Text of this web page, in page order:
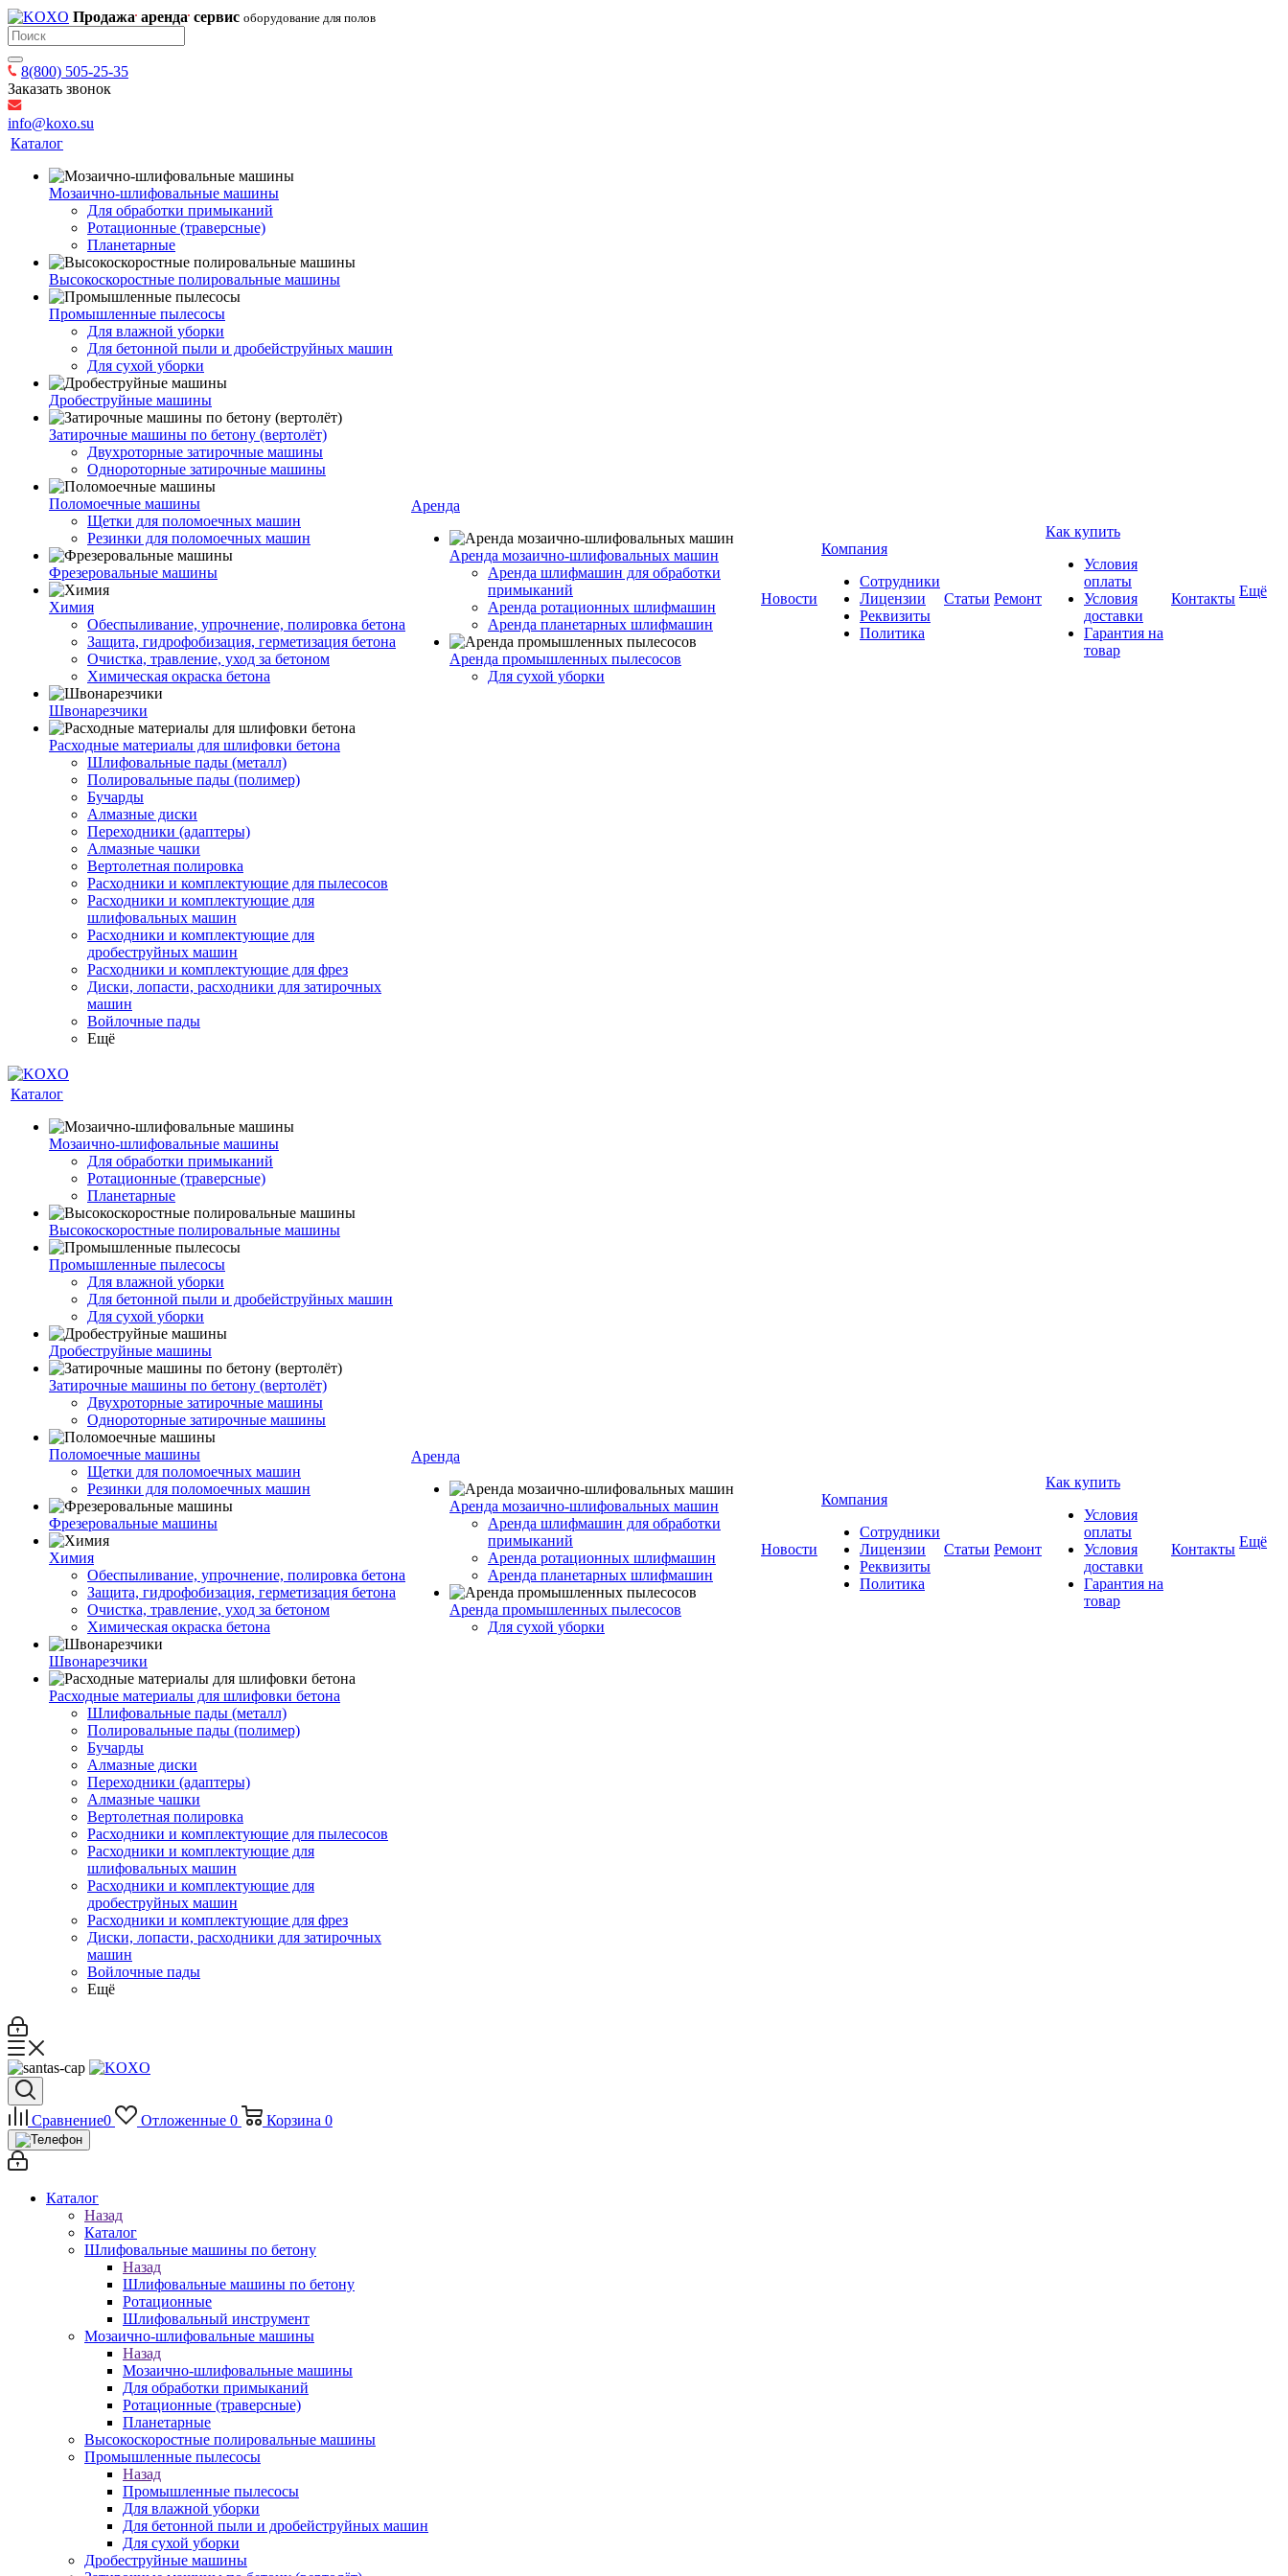
Продажа аренда сервис оборудование для полов
8(800) 505-25-35
Заказать звонок
info@koxo.su
Каталог
Мозаично-шлифовальные машины
Для обработки примыканий
Ротационные (траверсные)
Планетарные
Высокоскоростные полировальные машины
Промышленные пылесосы
Для влажной уборки
Для бетонной пыли и дробейструйных машин
Для сухой уборки
Дробеструйные машины
Затирочные машины по бетону (вертолёт)
Двухроторные затирочные машины
Однороторные затирочные машины
Поломоечные машины
Щетки для поломоечных машин
Резинки для поломоечных машин
Фрезеровальные машины
Химия
Обеспыливание, упрочнение, полировка бетона
Защита, гидрофобизация, герметизация бетона
Очистка, травление, уход за бетоном
Химическая окраска бетона
Швонарезчики
Расходные материалы для шлифовки бетона
Шлифовальные пады (металл)
Полировальные пады (полимер)
Бучарды
Алмазные диски
Переходники (адаптеры)
Алмазные чашки
Вертолетная полировка
Расходники и комплектующие для пылесосов
Расходники и комплектующие для
шлифовальных машин
Расходники и комплектующие для
дробеструйных машин
Расходники и комплектующие для фрез
Диски, лопасти, расходники для затирочных
машин
Войлочные пады
Ещё
Аренда
Аренда мозаично-шлифовальных машин
Аренда шлифмашин для обработки
примыканий
Аренда ротационных шлифмашин
Аренда планетарных шлифмашин
Аренда промышленных пылесосов
Для сухой уборки
Новости
Компания
Сотрудники
Лицензии
Реквизиты
Политика
Статьи Ремонт
Как купить
Условия
оплаты
Условия
доставки
Гарантия на
товар
Контакты Ещё
Каталог
Мозаично-шлифовальные машины
Для обработки примыканий
Ротационные (траверсные)
Планетарные
Высокоскоростные полировальные машины
Промышленные пылесосы
Для влажной уборки
Для бетонной пыли и дробейструйных машин
Для сухой уборки
Дробеструйные машины
Затирочные машины по бетону (вертолёт)
Двухроторные затирочные машины
Однороторные затирочные машины
Поломоечные машины
Щетки для поломоечных машин
Резинки для поломоечных машин
Фрезеровальные машины
Химия
Обеспыливание, упрочнение, полировка бетона
Защита, гидрофобизация, герметизация бетона
Очистка, травление, уход за бетоном
Химическая окраска бетона
Швонарезчики
Расходные материалы для шлифовки бетона
Шлифовальные пады (металл)
Полировальные пады (полимер)
Бучарды
Алмазные диски
Переходники (адаптеры)
Алмазные чашки
Вертолетная полировка
Расходники и комплектующие для пылесосов
Расходники и комплектующие для
шлифовальных машин
Расходники и комплектующие для
дробеструйных машин
Расходники и комплектующие для фрез
Диски, лопасти, расходники для затирочных
машин
Войлочные пады
Ещё
Аренда
Аренда мозаично-шлифовальных машин
Аренда шлифмашин для обработки
примыканий
Аренда ротационных шлифмашин
Аренда планетарных шлифмашин
Аренда промышленных пылесосов
Для сухой уборки
Новости
Компания
Сотрудники
Лицензии
Реквизиты
Политика
Статьи Ремонт
Как купить
Условия
оплаты
Условия
доставки
Гарантия на
товар
Контакты Ещё
Сравнение0 Отложенные 0 Корзина 0
Каталог
Назад
Каталог
Шлифовальные машины по бетону
Назад
Шлифовальные машины по бетону
Ротационные
Шлифовальный инструмент
Мозаично-шлифовальные машины
Назад
Мозаично-шлифовальные машины
Для обработки примыканий
Ротационные (траверсные)
Планетарные
Высокоскоростные полировальные машины
Промышленные пылесосы
Назад
Промышленные пылесосы
Для влажной уборки
Для бетонной пыли и дробейструйных машин
Для сухой уборки
Дробеструйные машины